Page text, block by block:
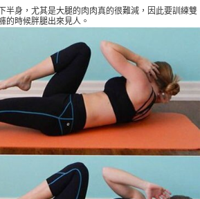
半身，尤其是大腿的肉肉真的很難減，因此要訓練雙
的時候胖腿出來見人。